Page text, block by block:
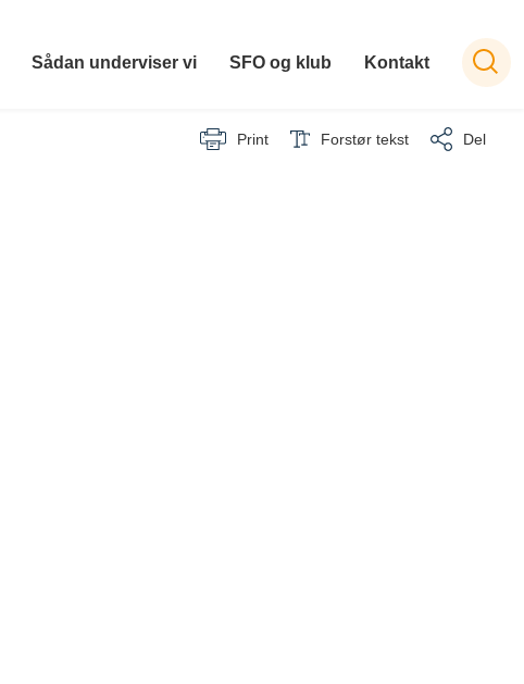
Sådan underviser vi SFO og klub Kontakt
Print Forstør tekst Del